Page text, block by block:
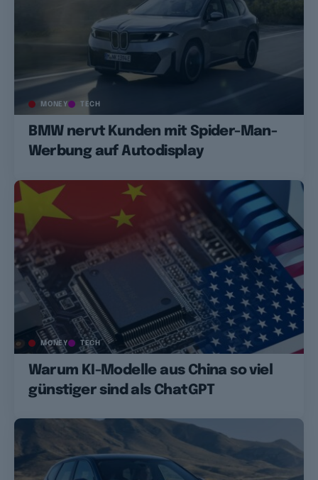
MONEY TECH
BMW nervt Kunden mit Spider-Man-
Werbung auf Autodisplay
MONEY TECH
Warum KI-Modelle aus China so viel
günstiger sind als ChatGPT